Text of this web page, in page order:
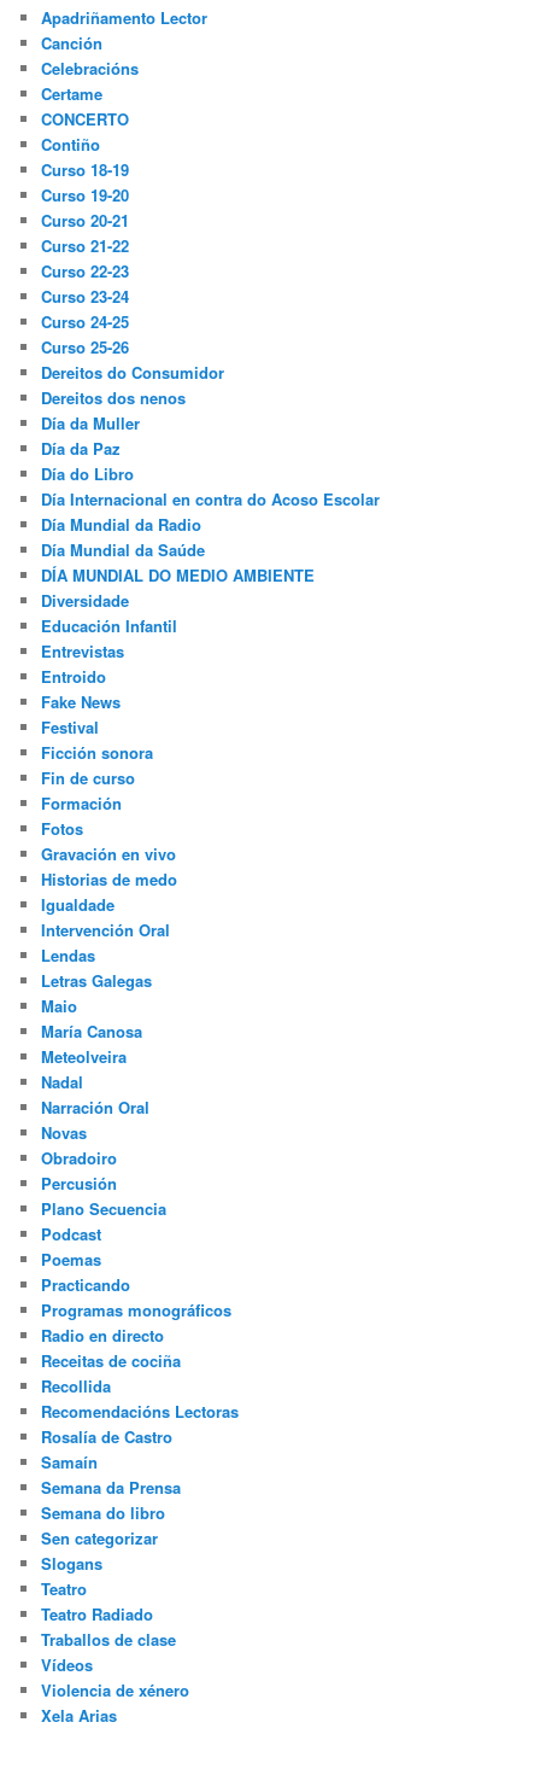
Apadriñamento Lector
Canción
Celebracións
Certame
CONCERTO
Contiño
Curso 18-19
Curso 19-20
Curso 20-21
Curso 21-22
Curso 22-23
Curso 23-24
Curso 24-25
Curso 25-26
Dereitos do Consumidor
Dereitos dos nenos
Día da Muller
Día da Paz
Día do Libro
Día Internacional en contra do Acoso Escolar
Día Mundial da Radio
Día Mundial da Saúde
DÍA MUNDIAL DO MEDIO AMBIENTE
Diversidade
Educación Infantil
Entrevistas
Entroido
Fake News
Festival
Ficción sonora
Fin de curso
Formación
Fotos
Gravación en vivo
Historias de medo
Igualdade
Intervención Oral
Lendas
Letras Galegas
Maio
María Canosa
Meteolveira
Nadal
Narración Oral
Novas
Obradoiro
Percusión
Plano Secuencia
Podcast
Poemas
Practicando
Programas monográficos
Radio en directo
Receitas de cociña
Recollida
Recomendacións Lectoras
Rosalía de Castro
Samaín
Semana da Prensa
Semana do libro
Sen categorizar
Slogans
Teatro
Teatro Radiado
Traballos de clase
Vídeos
Violencia de xénero
Xela Arias